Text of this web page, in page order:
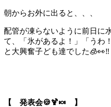
朝からお外に出ると、、、
配管が凍らないように前日に
て、「氷があるよ！」「うわ
と大興奮子ども達でした🧊👀‼️
【 発表会🍪🍹🍬 】